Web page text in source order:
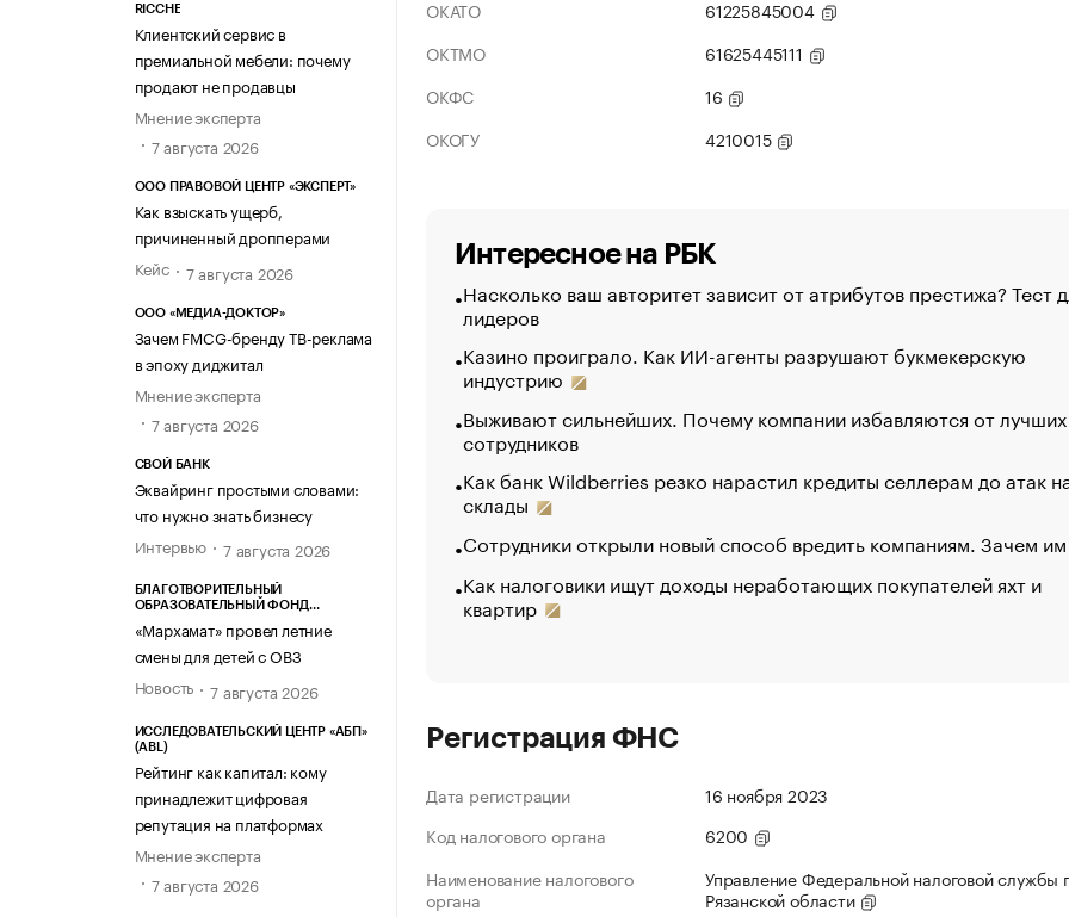
RICCHE
Клиентский сервис в
премиальной мебели: почему
продают не продавцы
Мнение эксперта
7 августа 2026
ООО ПРАВОВОЙ ЦЕНТР «ЭКСПЕРТ»
Как взыскать ущерб,
причиненный дропперами
Кейс
7 августа 2026
ООО «МЕДИА-ДОКТОР»
Зачем FMCG-бренду ТВ-реклама
в эпоху диджитал
Мнение эксперта
7 августа 2026
СВОЙ БАНК
Эквайринг простыми словами:
что нужно знать бизнесу
Интервью
7 августа 2026
БЛАГОТВОРИТЕЛЬНЫЙ
ОБРАЗОВАТЕЛЬНЫЙ ФОНД
«Мархамат» провел летние
смены для детей с ОВЗ
Новость
7 августа 2026
ИССЛЕДОВАТЕЛЬСКИЙ ЦЕНТР «АБП»
(ABL)
Рейтинг как капитал: кому
принадлежит цифровая
репутация на платформах
Мнение эксперта
7 августа 2026
ОКАТО
61225845004
ОКТМО
61625445111
ОКФС
16
ОКОГУ
4210015
Интересное на РБК
Насколько ваш авторитет зависит от атрибутов престижа? Тест
лидеров
Казино проиграло. Как ИИ-агенты разрушают букмекерскую
индустрию
Выживают сильнейших. Почему компании избавляются от лучших
сотрудников
Как банк Wildberries резко нарастил кредиты селлерам до атак
склады
Сотрудники открыли новый способ вредить компаниям. Зачем
Как налоговики ищут доходы неработающих покупателей яхт и
квартир
Регистрация ФНС
Дата регистрации
16 ноября 2023
Код налогового органа
6200
Наименование налогового
органа
Управление Федеральной налоговой службы
Рязанской области